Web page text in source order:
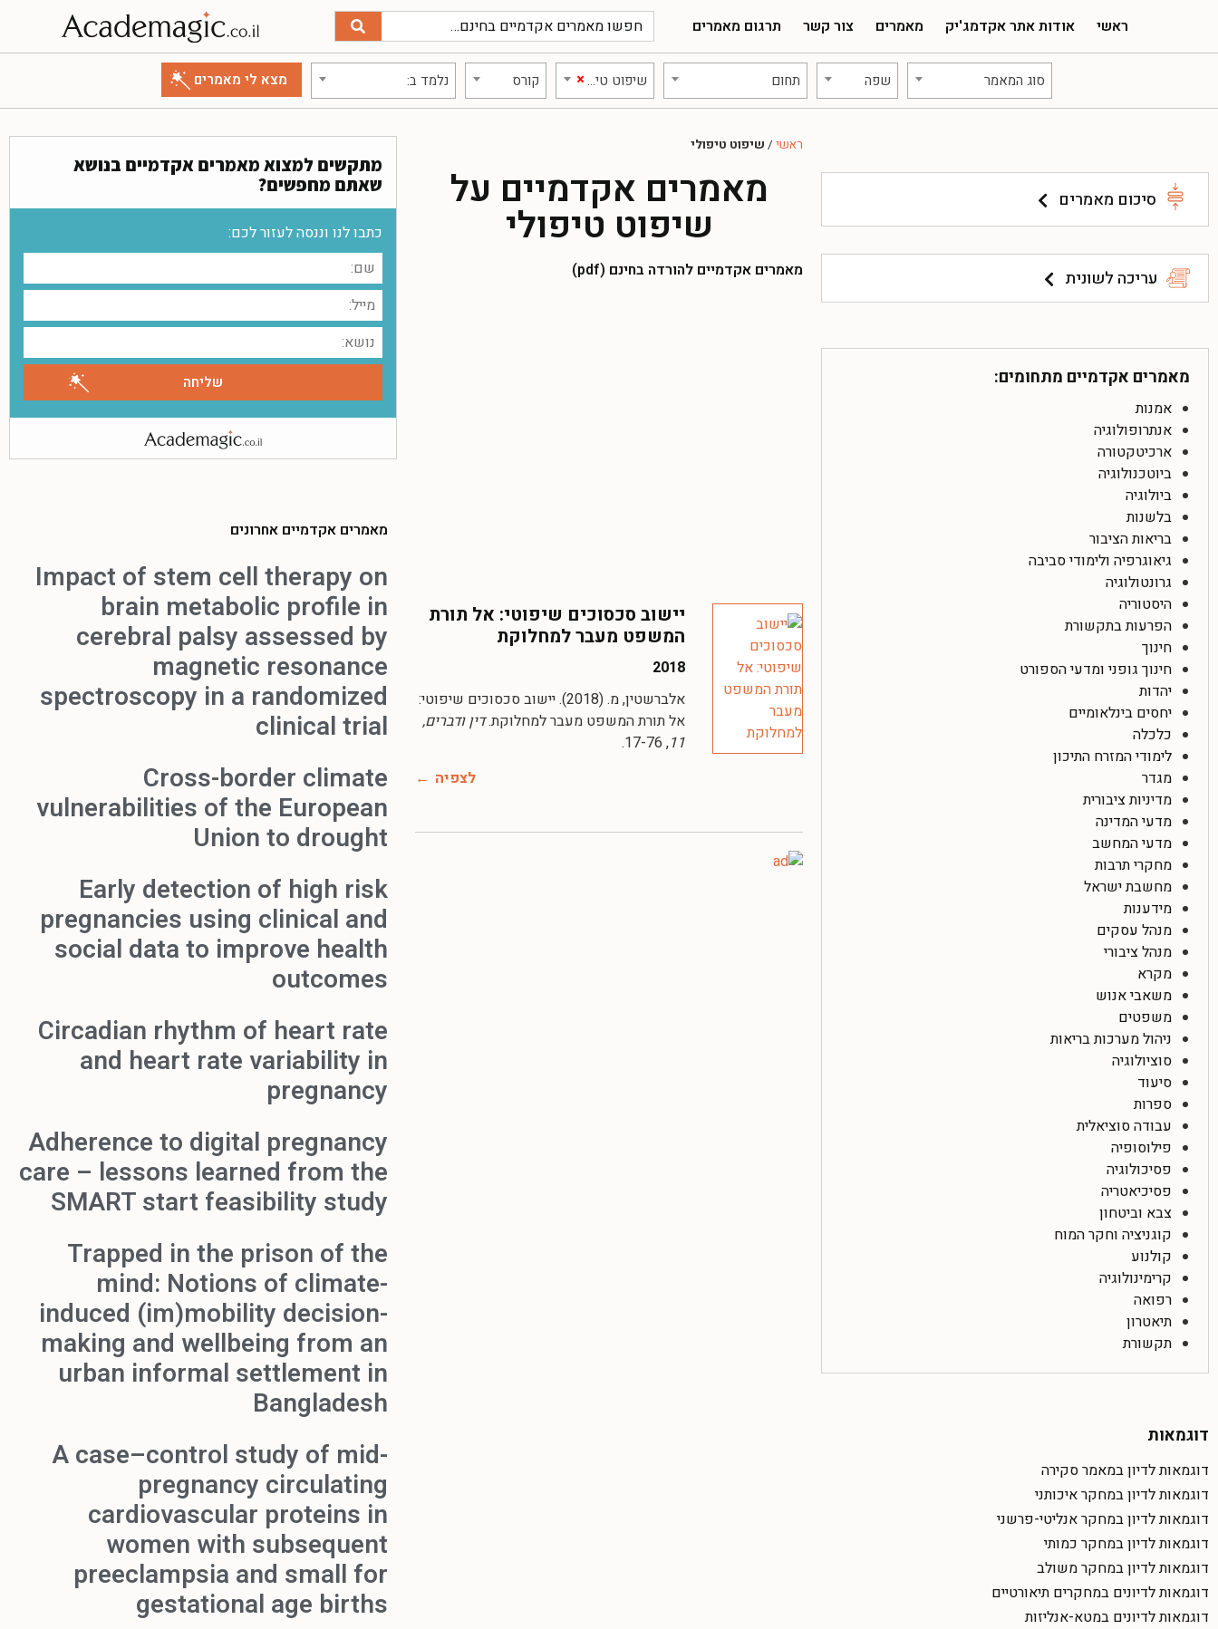
ראשי אודות אתר אקדמג'יק מאמרים צור קשר תרגום מאמרים
סוג המאמר שפה תחום ×שיפוט טיפולי קורס נלמד ב:
סיכום מאמרים
עריכה לשונית
מאמרים אקדמיים מתחומים:
אמנות
אנתרופולוגיה
ארכיטקטורה
ביוטכנולוגיה
ביולוגיה
בלשנות
בריאות הציבור
גיאוגרפיה ולימודי סביבה
גרונטולוגיה
היסטוריה
הפרעות בתקשורת
חינוך
חינוך גופני ומדעי הספורט
יהדות
יחסים בינלאומיים
כלכלה
לימודי המזרח התיכון
מגדר
מדיניות ציבורית
מדעי המדינה
מדעי המחשב
מחקרי תרבות
מחשבת ישראל
מידענות
מנהל עסקים
מנהל ציבורי
מקרא
משאבי אנוש
משפטים
ניהול מערכות בריאות
סוציולוגיה
סיעוד
ספרות
עבודה סוציאלית
פילוסופיה
פסיכולוגיה
פסיכיאטריה
צבא וביטחון
קוגניציה וחקר המוח
קולנוע
קרימינולוגיה
רפואה
תיאטרון
תקשורת
דוגמאות
דוגמאות לדיון במאמר סקירה
דוגמאות לדיון במחקר איכותני
דוגמאות לדיון במחקר אנליטי-פרשני
דוגמאות לדיון במחקר כמותי
דוגמאות לדיון במחקר משולב
דוגמאות לדיונים במחקרים תיאורטיים
דוגמאות לדיונים במטא-אנליזות
ראשי/ שיפוט טיפולי
מאמרים אקדמיים על
שיפוט טיפולי
מאמרים אקדמיים להורדה בחינם (pdf)
יישוב סכסוכים שיפוטי: אל תורת
המשפט מעבר למחלוקת
2018
אלברשטין, מ. (2018). יישוב סכסוכים שיפוטי:
אל תורת המשפט מעבר למחלוקת.דין ודברים,
11
, 17-76.
לצפיה
מתקשים למצוא מאמרים אקדמיים בנושא
שאתם מחפשים?
כתבו לנו וננסה לעזור לכם:
מאמרים אקדמיים אחרונים
Impact of stem cell therapy on
brain metabolic profile in
cerebral palsy assessed by
magnetic resonance
spectroscopy in a randomized
clinical trial
Cross-border climate
vulnerabilities of the European
Union to drought
Early detection of high risk
pregnancies using clinical and
social data to improve health
outcomes
Circadian rhythm of heart rate
and heart rate variability in
pregnancy
Adherence to digital pregnancy
care – lessons learned from the
SMART start feasibility study
Trapped in the prison of the
mind: Notions of climate-
induced (im)mobility decision-
making and wellbeing from an
urban informal settlement in
Bangladesh
A case–control study of mid-
pregnancy circulating
cardiovascular proteins in
women with subsequent
preeclampsia and small for
gestational age births